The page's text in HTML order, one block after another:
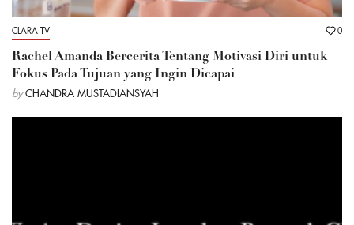
CLARA TV 0
Rachel Amanda Bercerita Tentang Motivasi Diri untuk
Fokus Pada Tujuan yang Ingin Dicapai
by CHANDRA MUSTADIANSYAH